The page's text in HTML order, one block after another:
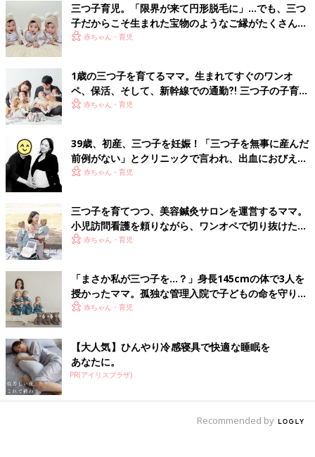
三つ子育児。「限界が来て円形脱毛に」…でも、三つ
子だからこそ生まれた宝物のようなご縁がたくさん！
【体験談】
赤ちゃん・育児
1歳の三つ子を育てるママ。生まれてすぐのワンオ
ペ、保活、そして、新幹線での通勤⁈ 三つ子の子育て
のリアル【多胎育児体験談】
赤ちゃん・育児
39歳、初産、三つ子を妊娠！「三つ子を無事に産んだ
前例がない」とクリニックで言われ、出血におびえる
日々…【桑子英里アナ・インタビュー】
赤ちゃん・育児
三つ子を育てつつ、美容鍼灸サロンを運営するママ。
小児訪問看護を頼りながら、ワンオペで切り抜けた赤
ちゃん育児！【多胎インタビュー・後編】
赤ちゃん・育児
「まさか私が三つ子を…？」身長145cmの体で3人を
授かったママ。孤独な管理入院で子どもの命を守り抜
いた！【多胎インタビュー・前編】
赤ちゃん・育児
【大人気】ひんやり冷感寝具で快適な睡眠を
あなたに。
PR(アイリスプラザ)
Recommended by